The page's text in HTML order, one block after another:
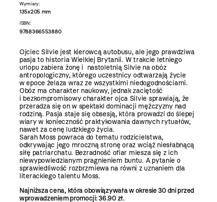
Wymiary:
135x205 mm
ISBN:
9788366553880
Ojciec Silvie jest kierowcą autobusu, ale jego prawdziwa
pasja to historia Wielkiej Brytanii. W trakcie letniego
urlopu zabiera żonę i nastoletnią Silvie na obóz
antropologiczny, którego uczestnicy odtwarzają życie
w epoce żelaza wraz ze wszystkimi niedogodnościami.
Obóz ma charakter naukowy, jednak zaciętość
i bezkompromisowy charakter ojca Silvie sprawiają, że
przeradza się on w spektakl dominacji mężczyzny nad
rodziną. Pasja staje się obsesją, która prowadzi do ślepej
wiary w konieczność praktykowania dawnych rytuałów,
nawet za cenę ludzkiego życia.
Sarah Moss powraca do tematu rodzicielstwa,
odkrywając jego mroczną stronę oraz wciąż niesłabnącą
siłę patriarchatu. Bezradność ofiar miesza się z ich
niewypowiedzianym pragnieniem buntu. A pytanie o
sprawiedliwość rozbrzmiewa na równi z uznaniem dla
literackiego talentu Moss.
Najniższa cena, która obowiązywała w okresie 30 dni przed
wprowadzeniem promocji: 36.90 zł.